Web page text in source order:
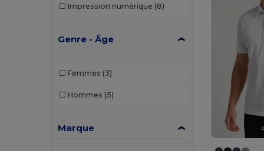
Impression numérique (8)
Genre - Âge
Femmes (3)
Hommes (5)
Marque